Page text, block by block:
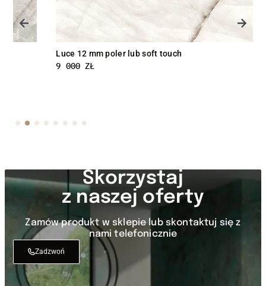
Luce 12 mm poler lub soft touch
Skorzystaj
z naszej oferty
Zamów produkt w sklepie lub skontaktuj się z
nami telefonicznie
Zadzwoń